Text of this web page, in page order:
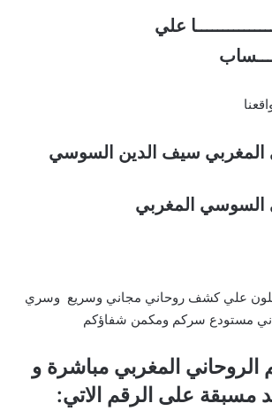
علي
المغربي سيف الدين السوسي
السوسي المغربي
علي كشف روحاني مجاني وسريع وسري
مستودع سركم ومكمن شفاؤكم
الروحاني المغربي مباشرة و
مسبقة على الرقم الاتي: